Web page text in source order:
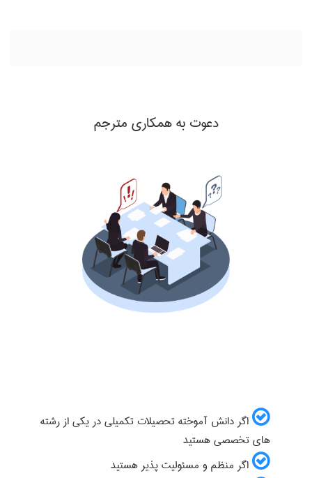
دعوت به همکاری مترجم
اگر دانش آموخته تحصیلات تکمیلی در یکی از رشته
های تخصصی هستید
اگر منظم و مسئولیت پذیر هستید